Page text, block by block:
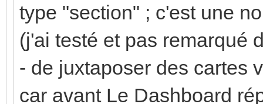
type "section" ; c'est une
(j'ai testé et pas remarqué
- de juxtaposer des cartes
car avant Le Dashboard